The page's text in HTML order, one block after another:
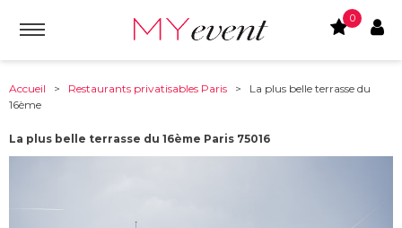
0
Accueil > Restaurants privatisables Paris > La plus belle terrasse du
16ème
La plus belle terrasse du 16ème Paris 75016